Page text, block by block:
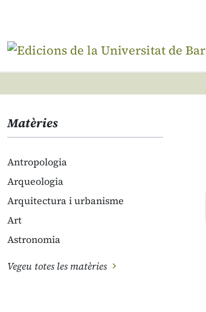
Matèries
Antropologia
Arqueologia
Arquitectura i urbanisme
Art
Astronomia
Vegeu totes les matèries